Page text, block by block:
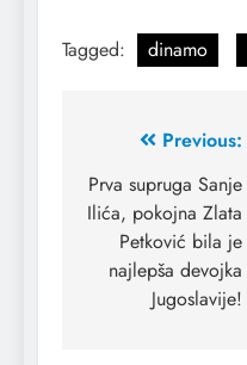
Tagged: dinamo
Previous:
Prva supruga Sanje
Ilića, pokojna Zlata
Petković bila je
najlepša devojka
Jugoslavije!